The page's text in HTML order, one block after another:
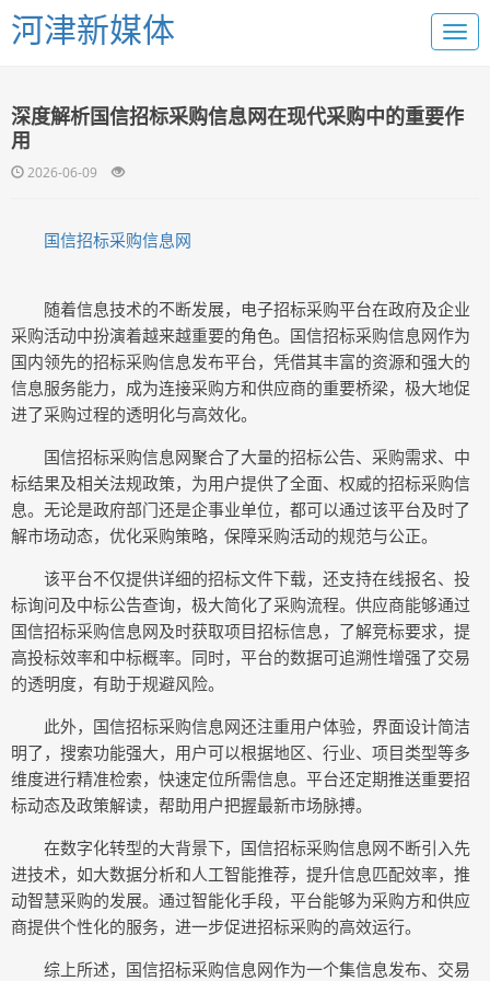
河津新媒体
深度解析国信招标采购信息网在现代采购中的重要作
用
2026-06-09
国信招标采购信息网
随着信息技术的不断发展，电子招标采购平台在政府及企业
采购活动中扮演着越来越重要的角色。国信招标采购信息网作为
国内领先的招标采购信息发布平台，凭借其丰富的资源和强大的
信息服务能力，成为连接采购方和供应商的重要桥梁，极大地促
进了采购过程的透明化与高效化。
国信招标采购信息网聚合了大量的招标公告、采购需求、中
标结果及相关法规政策，为用户提供了全面、权威的招标采购信
息。无论是政府部门还是企事业单位，都可以通过该平台及时了
解市场动态，优化采购策略，保障采购活动的规范与公正。
该平台不仅提供详细的招标文件下载，还支持在线报名、投
标询问及中标公告查询，极大简化了采购流程。供应商能够通过
国信招标采购信息网及时获取项目招标信息，了解竞标要求，提
高投标效率和中标概率。同时，平台的数据可追溯性增强了交易
的透明度，有助于规避风险。
此外，国信招标采购信息网还注重用户体验，界面设计简洁
明了，搜索功能强大，用户可以根据地区、行业、项目类型等多
维度进行精准检索，快速定位所需信息。平台还定期推送重要招
标动态及政策解读，帮助用户把握最新市场脉搏。
在数字化转型的大背景下，国信招标采购信息网不断引入先
进技术，如大数据分析和人工智能推荐，提升信息匹配效率，推
动智慧采购的发展。通过智能化手段，平台能够为采购方和供应
商提供个性化的服务，进一步促进招标采购的高效运行。
综上所述，国信招标采购信息网作为一个集信息发布、交易